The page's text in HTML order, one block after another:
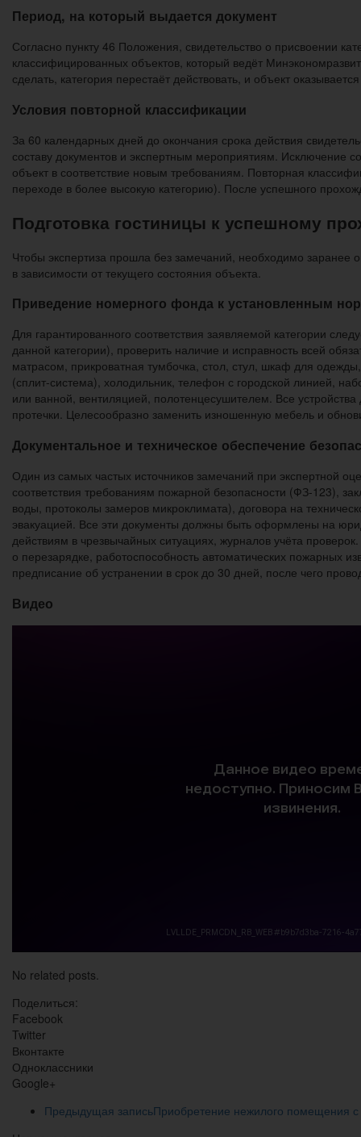
Период, на который выдается документ
Согласно пункту 46 Положения, свидетельство о присвоении
классифицированных объектов, который ведёт
сделать, категория перестаёт действовать, и объект
Условия повторной классификации
За 60 календарных дней до окончания срока действия
составу документов и экспертным мероприятиям. Исключение
объект в соответствие новым требованиям. Повторная
переходе в более высокую категорию). После успешного
Подготовка гостиницы к успешному
Чтобы экспертиза прошла без замечаний, необходимо заранее
в зависимости от текущего состояния объекта.
Приведение номерного фонда к установленным
Для гарантированного соответствия заявляемой категории
данной категории), проверить наличие и исправность всей
матрасом, прикроватная тумбочка, стол, стул, шкаф для
(сплит-система), холодильник, телефон с городской линией,
или ванной, вентиляцией, полотенцесушителем. Все
протечки. Целесообразно заменить изношенную мебель и
Документальное и техническое обеспечение
Один из самых частых источников замечаний при экспертной
соответствия требованиям пожарной безопасности (ФЗ-123),
воды, протоколы замеров микроклимата), договора на
эвакуацией. Все эти документы должны быть оформлены на
действиям в чрезвычайных ситуациях, журналов учёта
о перезарядке, работоспособность автоматических
предписание об устранении в срок до 30 дней, после чего
Видео
No related posts.
Поделиться:
Facebook
Twitter
Вконтакте
Одноклассники
Google+
Предыдущая записьПриобретение нежилого помещения